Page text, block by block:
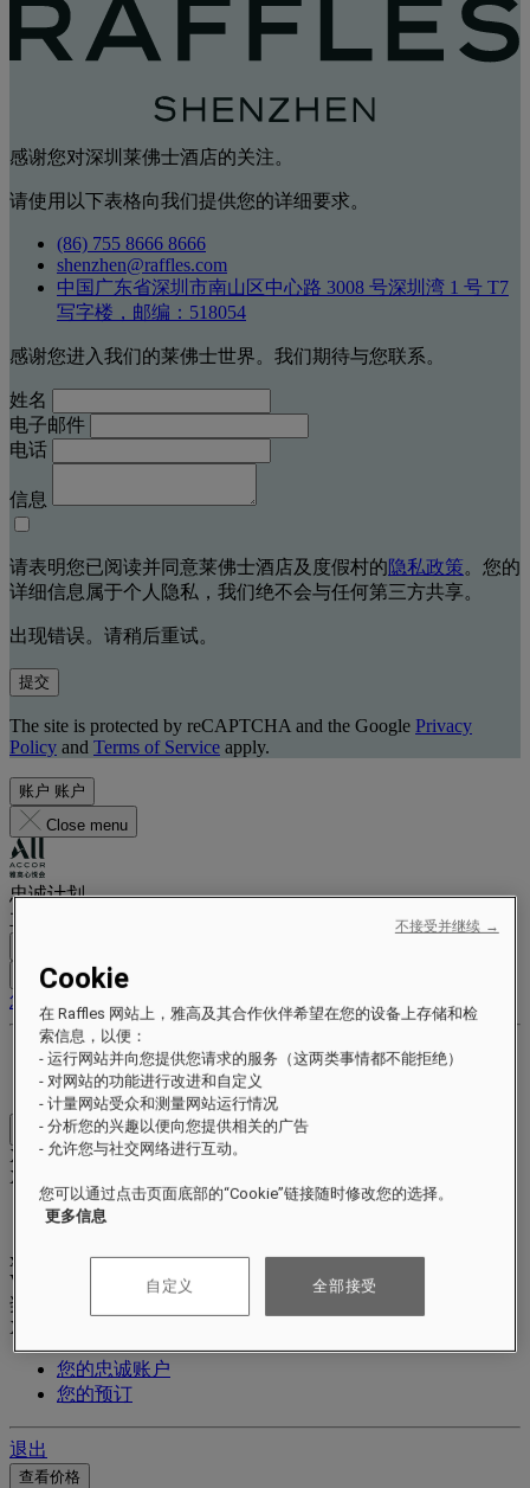
感谢您对深圳莱佛士酒店的关注。
请使用以下表格向我们提供您的详细要求。
(86) 755 8666 8666
shenzhen@raffles.com
中国广东省深圳市南山区中心路 3008 号深圳湾 1 号 T7
写字楼，邮编：518054
感谢您进入我们的莱佛士世界。我们期待与您联系。
姓名
电子邮件
电话
信息
请表明您已阅读并同意莱佛士酒店及度假村的隐私政策。您的
详细信息属于个人隐私，我们绝不会与任何第三方共享。
出现错误。请稍后重试。
提交
The site is protected by reCAPTCHA and the Google Privacy
Policy and Terms of Service apply.
账户 账户
Close menu
忠诚计划
立即注册，每次入住都能省钱并享受专属福利。
登录
您的预订
福利与等级
赚取并兑换积分
Close menu
Xxxx Xxxxxxxxx
XXXXXX X XXXXXXXX X
xxxxxxxx
Valid until
xx/xx/xxxx
奖励积分
XXX
您的忠诚账户
您的预订
退出
查看价格
Cookie
在 Raffles 网站上，雅高及其合作伙伴希望在您的设备上存储和检
索信息，以便：
- 运行网站并向您提供您请求的服务（这两类事情都不能拒绝）
- 对网站的功能进行改进和自定义
- 计量网站受众和测量网站运行情况
- 分析您的兴趣以便向您提供相关的广告
- 允许您与社交网络进行互动。
您可以通过点击页面底部的“Cookie”链接随时修改您的选择。
更多信息
自定义 全部接受
不接受并继续 →